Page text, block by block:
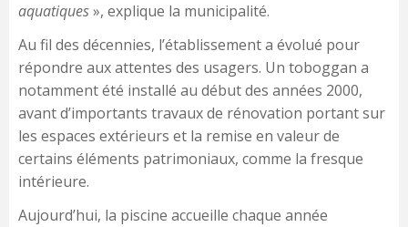
aquatiques», explique la municipalité.
Au fil des décennies, l’établissement a évolué pour
répondre aux attentes des usagers. Un toboggan a
notamment été installé au début des années 2000,
avant d’importants travaux de rénovation portant sur
les espaces extérieurs et la remise en valeur de
certains éléments patrimoniaux, comme la fresque
intérieure.
Aujourd’hui, la piscine accueille chaque année